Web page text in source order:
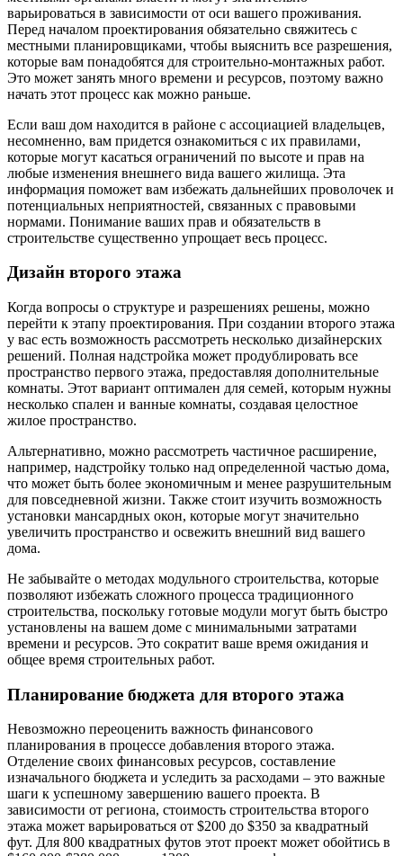
варьироваться в зависимости от оси вашего проживания.
Перед началом проектирования обязательно свяжитесь с
местными планировщиками, чтобы выяснить все разрешения,
которые вам понадобятся для строительно-монтажных работ.
Это может занять много времени и ресурсов, поэтому важно
начать этот процесс как можно раньше.
Если ваш дом находится в районе с ассоциацией владельцев,
несомненно, вам придется ознакомиться с их правилами,
которые могут касаться ограничений по высоте и прав на
любые изменения внешнего вида вашего жилища. Эта
информация поможет вам избежать дальнейших проволочек и
потенциальных неприятностей, связанных с правовыми
нормами. Понимание ваших прав и обязательств в
строительстве существенно упрощает весь процесс.
Дизайн второго этажа
Когда вопросы о структуре и разрешениях решены, можно
перейти к этапу проектирования. При создании второго этажа
у вас есть возможность рассмотреть несколько дизайнерских
решений. Полная надстройка может продублировать все
пространство первого этажа, предоставляя дополнительные
комнаты. Этот вариант оптимален для семей, которым нужны
несколько спален и ванные комнаты, создавая целостное
жилое пространство.
Альтернативно, можно рассмотреть частичное расширение,
например, надстройку только над определенной частью дома,
что может быть более экономичным и менее разрушительным
для повседневной жизни. Также стоит изучить возможность
установки мансардных окон, которые могут значительно
увеличить пространство и освежить внешний вид вашего
дома.
Не забывайте о методах модульного строительства, которые
позволяют избежать сложного процесса традиционного
строительства, поскольку готовые модули могут быть быстро
установлены на вашем доме с минимальными затратами
времени и ресурсов. Это сократит ваше время ожидания и
общее время строительных работ.
Планирование бюджета для второго этажа
Невозможно переоценить важность финансового
планирования в процессе добавления второго этажа.
Отделение своих финансовых ресурсов, составление
изначального бюджета и уследить за расходами – это важные
шаги к успешному завершению вашего проекта. В
зависимости от региона, стоимость строительства второго
этажа может варьироваться от $200 до $350 за квадратный
фут. Для 800 квадратных футов этот проект может обойтись в